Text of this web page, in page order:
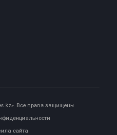
Все права защищены
сайта